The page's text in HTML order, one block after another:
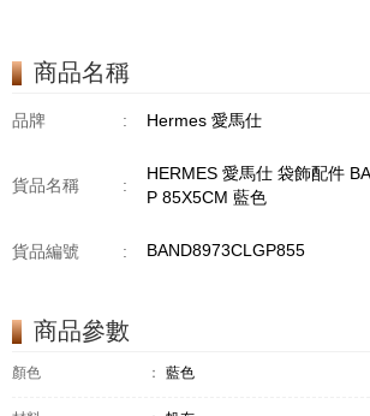
商品名稱
品牌 : Hermes 愛馬仕
貨品名稱 :
HERMES 愛馬仕 袋飾配件
P 85X5CM 藍色
貨品編號 : BAND8973CLGP855
商品參數
顏色 ： 藍色